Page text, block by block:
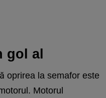
gol al
oprirea la semafor este
Motorul